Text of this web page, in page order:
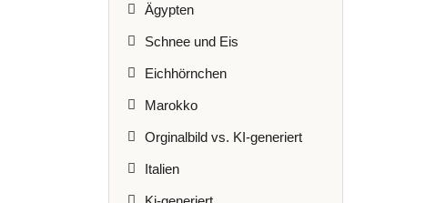
Ägypten
Schnee und Eis
Eichhörnchen
Marokko
Orginalbild vs. KI-generiert
Italien